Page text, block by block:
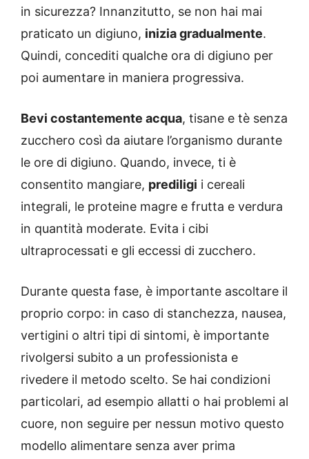
in sicurezza? Innanzitutto, se non hai mai
praticato un digiuno, inizia gradualmente.
Quindi, concediti qualche ora di digiuno per
poi aumentare in maniera progressiva.
Bevi costantemente acqua, tisane e tè senza
zucchero così da aiutare l’organismo durante
le ore di digiuno. Quando, invece, ti è
consentito mangiare, prediligi i cereali
integrali, le proteine magre e frutta e verdura
in quantità moderate. Evita i cibi
ultraprocessati e gli eccessi di zucchero.
Durante questa fase, è importante ascoltare il
proprio corpo: in caso di stanchezza, nausea,
vertigini o altri tipi di sintomi, è importante
rivolgersi subito a un professionista e
rivedere il metodo scelto. Se hai condizioni
particolari, ad esempio allatti o hai problemi al
cuore, non seguire per nessun motivo questo
modello alimentare senza aver prima